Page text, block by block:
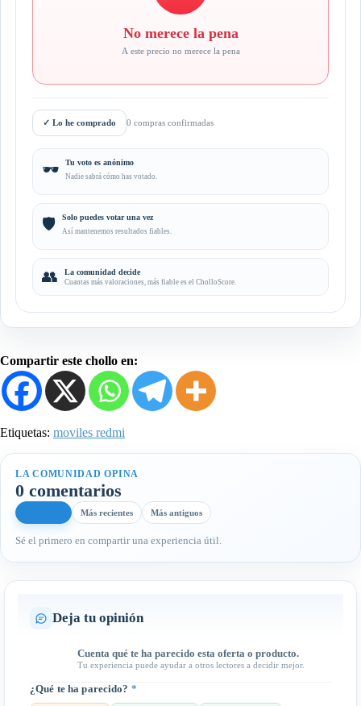
No merece la pena
A este precio no merece la pena
✓ Lo he comprado 0 compras confirmadas
🕶️ Tu voto es anónimo
Nadie sabrá cómo has votado.
🛡️ Solo puedes votar una vez
Así mantenemos resultados fiables.
👥 La comunidad decide
Cuantas más valoraciones, más fiable es el CholloScore.
Compartir este chollo en:
Etiquetas: moviles redmi
LA COMUNIDAD OPINA
0 comentarios
Más recientes Más antiguos
Sé el primero en compartir una experiencia útil.
Deja tu opinión
Cuenta qué te ha parecido esta oferta o producto.
Tu experiencia puede ayudar a otros lectores a decidir mejor.
¿Qué te ha parecido? *